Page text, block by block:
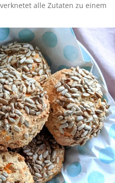
alle Zutaten zu einem